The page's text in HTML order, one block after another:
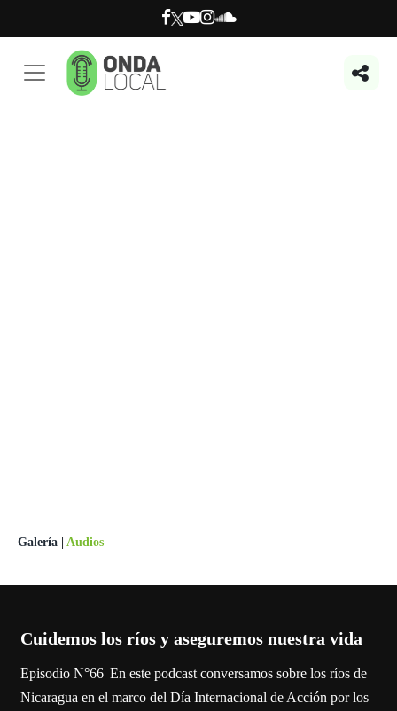
Galería Audios
Cuidemos los ríos y aseguremos nuestra vida
Episodio N°66| En este podcast conversamos sobre los ríos de
Nicaragua en el marco del Día Internacional de Acción por los